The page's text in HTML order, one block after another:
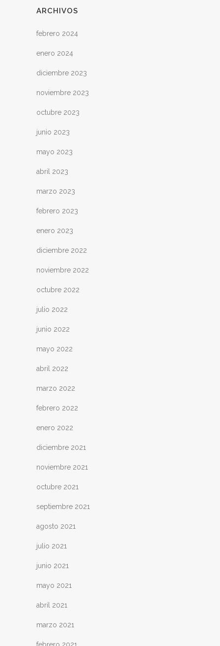
ARCHIVOS
febrero 2024
enero 2024
diciembre 2023
noviembre 2023
octubre 2023
junio 2023
mayo 2023
abril 2023
marzo 2023
febrero 2023
enero 2023
diciembre 2022
noviembre 2022
octubre 2022
julio 2022
junio 2022
mayo 2022
abril 2022
marzo 2022
febrero 2022
enero 2022
diciembre 2021
noviembre 2021
octubre 2021
septiembre 2021
agosto 2021
julio 2021
junio 2021
mayo 2021
abril 2021
marzo 2021